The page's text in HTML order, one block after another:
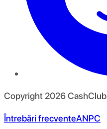
Copyright 2026CashClub
Întrebări frecventeANPC